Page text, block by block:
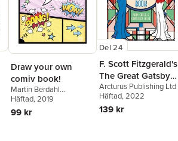
Draw your own
comiv book!
Martin Berdahl
Aamundsen
Häftad, 2019
99 kr
Del 24
F. Scott Fitzgerald's
The Great Gatsby
Colouring Book
Arcturus Publishing Ltd
Häftad, 2022
139 kr